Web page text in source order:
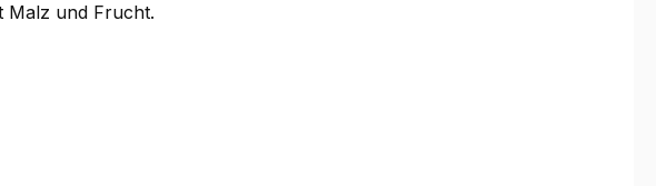
Malz und Frucht.